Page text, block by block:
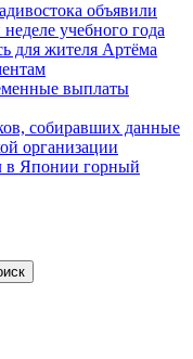
объявили
учебного года
для жителя Артёма
выплаты
собиравших данные
организации
в Японии горный